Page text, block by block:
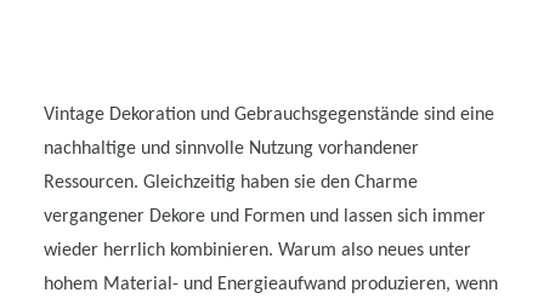
Vintage Dekoration und Gebrauchsgegenstände sind eine
nachhaltige und sinnvolle Nutzung vorhandener
Ressourcen. Gleichzeitig haben sie den Charme
vergangener Dekore und Formen und lassen sich immer
wieder herrlich kombinieren. Warum also neues unter
hohem Material- und Energieaufwand produzieren, wenn